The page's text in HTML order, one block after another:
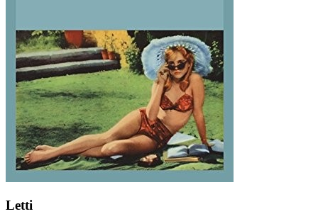
Letti